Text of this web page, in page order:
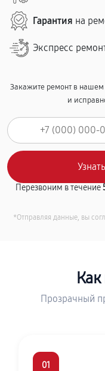
Гарантия на
Экспресс
Закажите ремонт в нашем
и
Перезвоним в течение
*Отправляя данные, вы
Прозрачный
01